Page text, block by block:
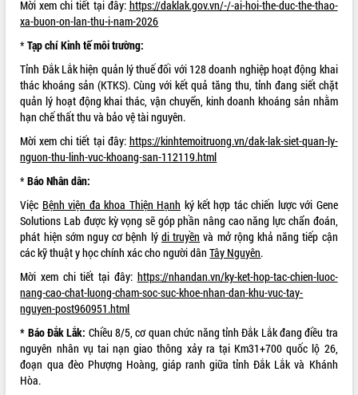
Chuyển đổi số 'mở đường' cho nông
nghiệp Đắk Lắk tăng trưởng bứt phá
Triển khai đồng bộ đo đạc, lập hồ sơ
đai
Ứng dụng sinh trắc học - Bước tiến
trong hành trình chuyển đổi số tại Đắk
Lắk
Đắk Lắk nâng cao hiệu quả công tác
Đảng từ Sổ tay đảng viên điện tử
Đắk Lắk đẩy mạnh nuôi biển công
nghệ, hướng tới phát triển thủy sản
bền vững
Tập huấn nâng cao năng lực triển khai
chuyển đổi số cho cán bộ, công chức
Đắk Lắk phát động hưởng ứng Ngày
Quyền của người tiêu dùng Việt Nam
2026
Đẩy mạnh cải cách hành chính, quyết
tâm đạt được mục tiêu tăng trưởng
hai con số trong năm 2026
Mời xem chi tiết tại đây: https://daklak.gov.vn/-/-ai-hoi-the-duc-the-thao-
xa-buon-on-lan-thu-i-nam-2026
*Tạp chí Kinh tế môi trường:
Tỉnh Đắk Lắk hiện quản lý thuế đối với 128 doanh nghiệp hoạt động khai
thác khoáng sản (KTKS). Cùng với kết quả tăng thu, tỉnh đang siết chặt
quản lý hoạt động khai thác, vận chuyển, kinh doanh khoáng sản nhằm
hạn chế thất thu và bảo vệ tài nguyên.
Mời xem chi tiết tại đây: https://kinhtemoitruong.vn/dak-lak-siet-quan-ly-
nguon-thu-linh-vuc-khoang-san-112119.html
*Báo Nhân dân:
Việc Bệnh viện đa khoa Thiện Hạnh ký kết hợp tác chiến lược với Gene
Solutions Lab được kỳ vọng sẽ góp phần nâng cao năng lực chẩn đoán,
phát hiện sớm nguy cơ bệnh lý di truyền và mở rộng khả năng tiếp cận
các kỹ thuật y học chính xác cho người dânTây Nguyên.
Mời xem chi tiết tại đây: https://nhandan.vn/ky-ket-hop-tac-chien-luoc-
nang-cao-chat-luong-cham-soc-suc-khoe-nhan-dan-khu-vuc-tay-
nguyen-post960951.html
* Báo Đắk Lắk: Chiều 8/5, cơ quan chức năng tỉnh Đắk Lắk đang điều tra
nguyên nhân vụ tai nạn giao thông xảy ra tại Km31+700 quốc lộ 26,
đoạn qua đèo Phượng Hoàng, giáp ranh giữa tỉnh Đắk Lắk và Khánh
Hòa.